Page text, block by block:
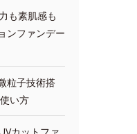
も素肌感も
ンファンデー
粒子技術搭
い方